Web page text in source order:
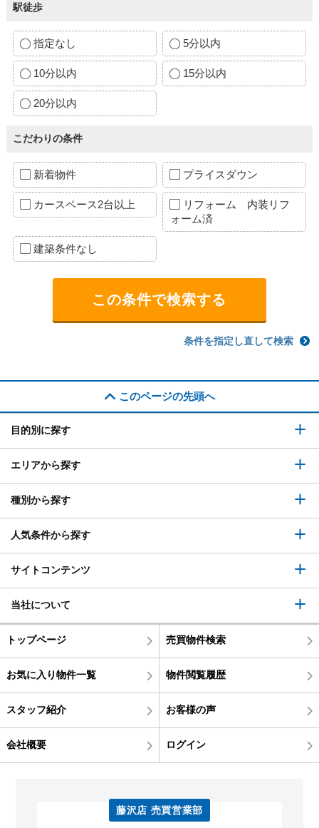
駅徒歩
指定なし 5分以内
10分以内 15分以内
20分以内
こだわりの条件
新着物件 プライスダウン
カースペース2台以上
リフォーム 内装リフ
ォーム済
建築条件なし
条件を指定し直して検索
このページの先頭へ
目的別に探す
エリアから探す
種別から探す
人気条件から探す
サイトコンテンツ
当社について
トップページ 売買物件検索
お気に入り物件一覧 物件閲覧履歴
スタッフ紹介 お客様の声
会社概要 ログイン
藤沢店 売買営業部